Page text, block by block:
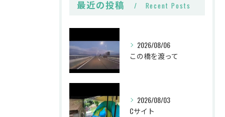
最近の投稿 Recent Posts
2026/08/06
この橋を渡って
2026/08/03
Cサイト